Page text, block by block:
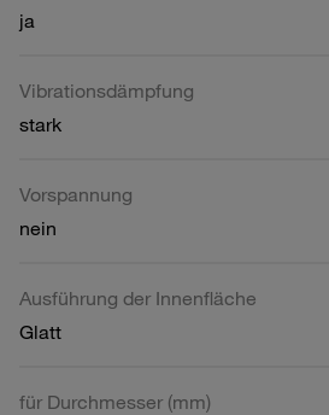
ja
Vibrationsdämpfung
stark
Vorspannung
nein
Ausführung der Innenfläche
Glatt
für Durchmesser (mm)